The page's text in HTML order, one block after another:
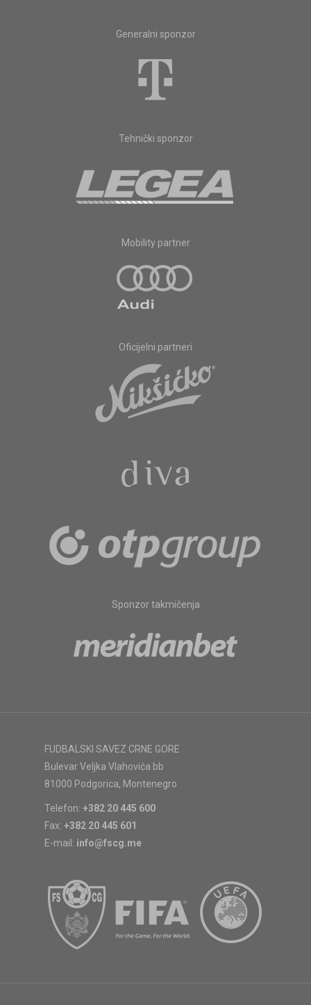
Generalni sponzor
Tehnički sponzor
Mobility partner
Oficijelni partneri
Sponzor takmičenja
FUDBALSKI SAVEZ CRNE GORE
Bulevar Veljka Vlahovića bb
81000 Podgorica, Montenegro
Telefon: +382 20 445 600
Fax: +382 20 445 601
E-mail: info@fscg.me